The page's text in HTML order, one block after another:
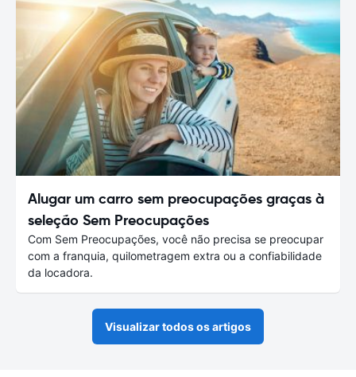
Alugar um carro sem preocupações graças à
seleção Sem Preocupações
Com Sem Preocupações, você não precisa se preocupar
com a franquia, quilometragem extra ou a confiabilidade
da locadora.
Visualizar todos os artigos